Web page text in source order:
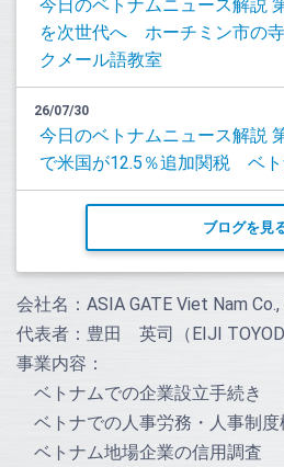
今日のベトナムニュース解説
を次世代へ ホーチミン市の
クメール語教室
26/07/30
今日のベトナムニュース解説
で米国が12.5％追加関税 ベ
ブログを見
会社名：ASIA GATE Viet Nam
代表者：豊田 英司（EIJI
事業内容：
ベトナムでの企業設立手続き
ベトナでの人事労務・人事制
ベトナム地場企業の信用調査